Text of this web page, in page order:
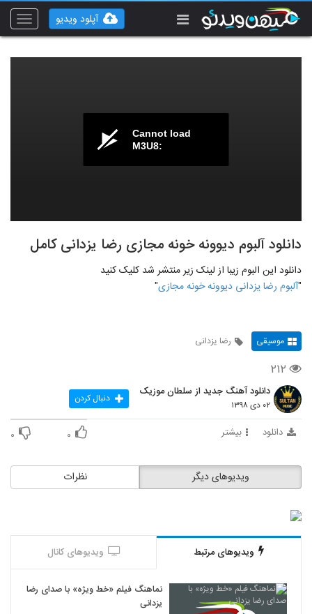
Toggle
آپلود ویدیو
Cannot load
M3U8:
دانلود آلبوم دیوونه خونه مجازی رضا یزدانی کامل
دانلود این البوم زیبا از لینک زیر منتشر شد کلیک کنید
"آلبوم رضا یزدانی دیوونه خونه مجازی"
موسیقی رضا یزدانی
۲۱۲
دانلود آهنگ جدید از سلطان موزیک
۰۲ دی ۱۳۹۸ دنبال کردن
دانلود بیشتر ۰ ۰
نظرات ویدیوهای دیگر
ویدیوهای مرتبط ویدیوهای کانال
نماهنگ فیلم «خط ویژه» با صدای رضا
یزدانی